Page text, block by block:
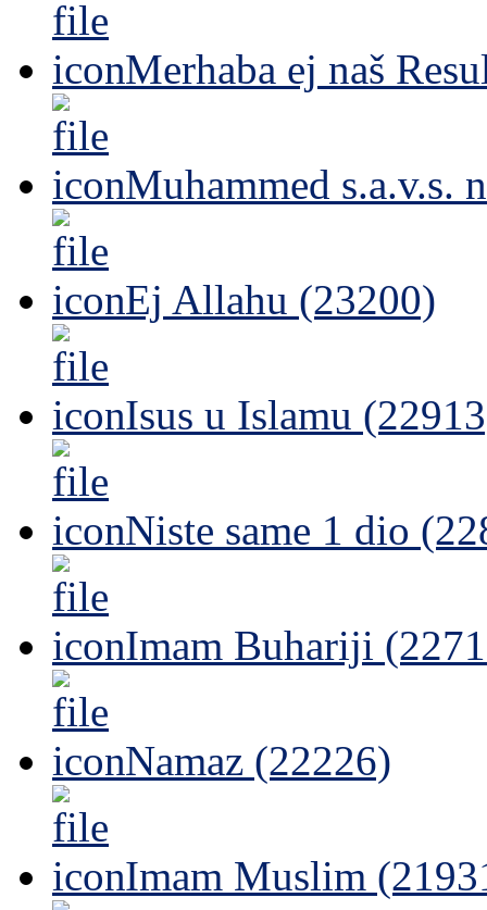
Merhaba ej naš
Muhammed s.a.v.s.
Ej Allahu (23200)
Isus u Islamu
Niste same 1 dio
Imam Buhariji
Namaz (22226)
Imam Muslim